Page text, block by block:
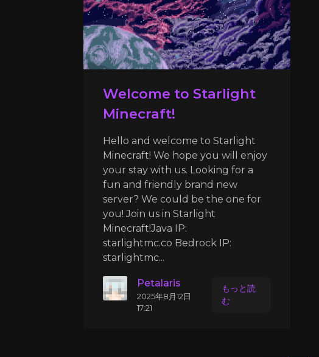
Welcome to Starlight
Minecraft!
Hello and welcome to Starlight
Minecraft! We hope you will enjoy
your stay with us. Looking for a
fun and friendly brand new
server? We could be the one for
you! Join us in Starlight
Minecraft!Java IP:
starlightmc.co Bedrock IP:
starlightmc...
Petalaris
2025年8月12日
17:21
もっと読
む